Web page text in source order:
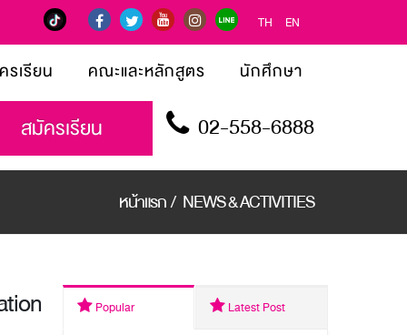
TH EN
รเรียน คณะและหลักสูตร นักศึกษา
สมัครเรียน 02-558-6888
หน้าแรก/ NEWS & ACTIVITIES
Popular Latest Post